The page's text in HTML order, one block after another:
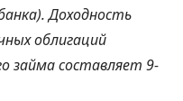
Доходность
облигаций
займа составляет 9-